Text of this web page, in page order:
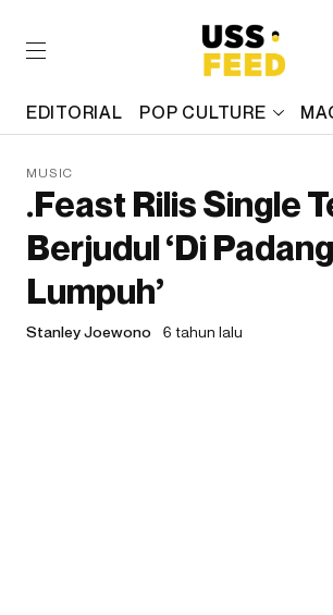
EDITORIAL POP CULTURE
MUSIC
.Feast Rilis Single
Berjudul ‘Di Padang
Lumpuh’
Stanley Joewono 6 tahun lalu